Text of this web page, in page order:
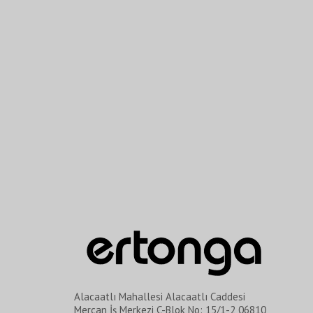
Alacaatlı Mahallesi Alacaatlı Caddesi
Mercan İş Merkezi C-Blok No: 15/1-2 06810